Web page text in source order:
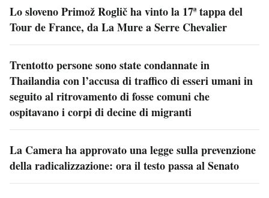
Lo sloveno Primož Roglič ha vinto la 17ª tappa del
Tour de France, da La Mure a Serre Chevalier
Trentotto persone sono state condannate in
Thailandia con l’accusa di traffico di esseri umani in
seguito al ritrovamento di fosse comuni che
ospitavano i corpi di decine di migranti
La Camera ha approvato una legge sulla prevenzione
della radicalizzazione: ora il testo passa al Senato